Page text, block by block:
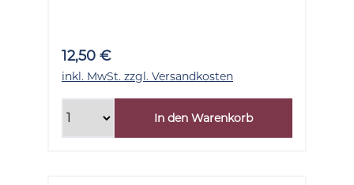
12,50 €
inkl. MwSt. zzgl. Versandkosten
In den Warenkorb